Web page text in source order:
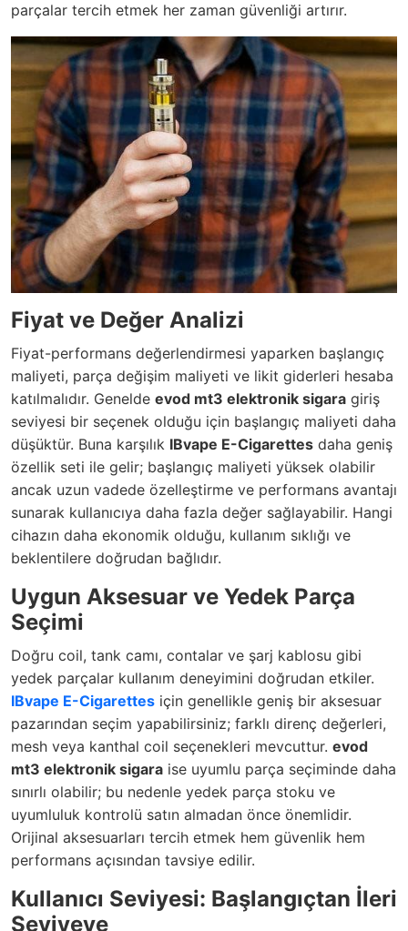
parçalar tercih etmek her zaman güvenliği artırır.
Fiyat ve Değer Analizi
Fiyat-performans değerlendirmesi yaparken başlangıç
maliyeti, parça değişim maliyeti ve likit giderleri hesaba
katılmalıdır. Genelde evod mt3 elektronik sigara giriş
seviyesi bir seçenek olduğu için başlangıç maliyeti daha
düşüktür. Buna karşılık IBvape E-Cigarettes daha geniş
özellik seti ile gelir; başlangıç maliyeti yüksek olabilir
ancak uzun vadede özelleştirme ve performans avantajı
sunarak kullanıcıya daha fazla değer sağlayabilir. Hangi
cihazın daha ekonomik olduğu, kullanım sıklığı ve
beklentilere doğrudan bağlıdır.
Uygun Aksesuar ve Yedek Parça
Seçimi
Doğru coil, tank camı, contalar ve şarj kablosu gibi
yedek parçalar kullanım deneyimini doğrudan etkiler.
IBvape E-Cigarettes için genellikle geniş bir aksesuar
pazarından seçim yapabilirsiniz; farklı direnç değerleri,
mesh veya kanthal coil seçenekleri mevcuttur. evod
mt3 elektronik sigara ise uyumlu parça seçiminde daha
sınırlı olabilir; bu nedenle yedek parça stoku ve
uyumluluk kontrolü satın almadan önce önemlidir.
Orijinal aksesuarları tercih etmek hem güvenlik hem
performans açısından tavsiye edilir.
Kullanıcı Seviyesi: Başlangıçtan İleri
Seviyeye